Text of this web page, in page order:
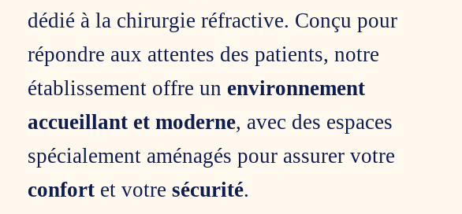
dédié à la chirurgie réfractive. Conçu pour
répondre aux attentes des patients, notre
établissement offre un environnement
accueillant et moderne, avec des espaces
spécialement aménagés pour assurer votre
confortet votre sécurité.